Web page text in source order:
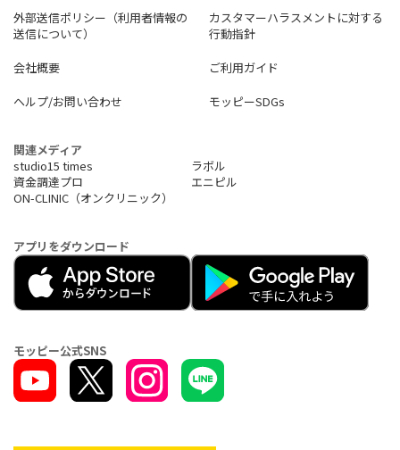
異なります。詳しくはサービス詳細ページをご確認ください。
※1通常のポイント分を含んだ還元率です。
※1ポイント還元率は利用金額に対する獲得ポイントを示したもの
で、ポイントの交換方法によっては、1ポイント1円相当にならな
い場合があります。
※1Google Pay™ 、Samsung Payで、Mastercard®タッチ決済はご
意ください。
※2 商業施設内の店舗など、一部ポイント加算の対象とならない
店舗があります。
※3 カード現物のタッチ決済、iD、カード差し込み、磁気取引は
に加えて、3％が付与された合計還元率です。
「3％」のうち0.5％は、お支払い時のセブン-イレブンアプリ
の会員コード提示によって付与されたセブンマイルを、Vポイント
へと交換いただくことで付与されます。
※5 2025年4月1日ご利用分より、セブン‐イレブンでのタバコご
されません。
※6 本サービスや10％還元の条件・詳細は、必ず三井住友カード
公式HPをご確認ください。
※7 即時発行ができない場合があります。
外部送信ポリシー（利用者情報の
送信について）
カスタマーハラスメントに対する
行動指針
会社概要
ご利用ガイド
ヘルプ/お問い合わせ
モッピーSDGs
関連メディア
studio15 times
ラボル
資金調達プロ
エニピル
ON-CLINIC（オンクリニック）
アプリをダウンロード
モッピー公式SNS